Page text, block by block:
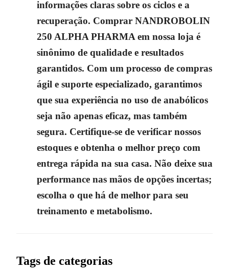
informações claras sobre os ciclos e a
recuperação. Comprar NANDROBOLIN
250 ALPHA PHARMA em nossa loja é
sinônimo de qualidade e resultados
garantidos. Com um processo de compras
ágil e suporte especializado, garantimos
que sua experiência no uso de anabólicos
seja não apenas eficaz, mas também
segura. Certifique-se de verificar nossos
estoques e obtenha o melhor preço com
entrega rápida na sua casa. Não deixe sua
performance nas mãos de opções incertas;
escolha o que há de melhor para seu
treinamento e metabolismo.
Tags de categorias